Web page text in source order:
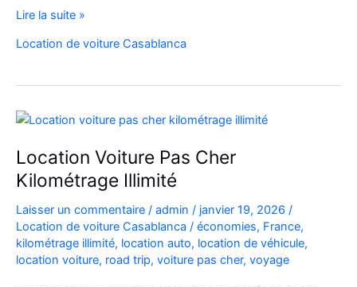
location
voiture
au
Maroc
pour
explorer
l’Atlas
et
le
désert
Lire la suite »
Location de voiture Casablanca
Location Voiture Pas Cher
Kilométrage Illimité
Laisser un commentaire / admin / janvier 19, 2026 /
Location de voiture Casablanca / économies, France,
kilométrage illimité, location auto, location de véhicule,
location voiture, road trip, voiture pas cher, voyage